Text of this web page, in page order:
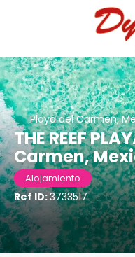
Playa del Carmen,
THE REEF
Carmen,
Alojamiento
Ref ID:3733517